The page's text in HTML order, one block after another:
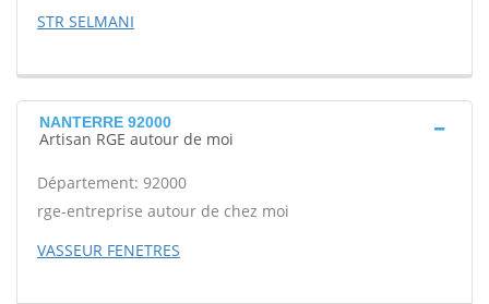
STR SELMANI
NANTERRE 92000
Artisan RGE autour de moi
Département: 92000
rge-entreprise autour de chez moi
VASSEUR FENETRES